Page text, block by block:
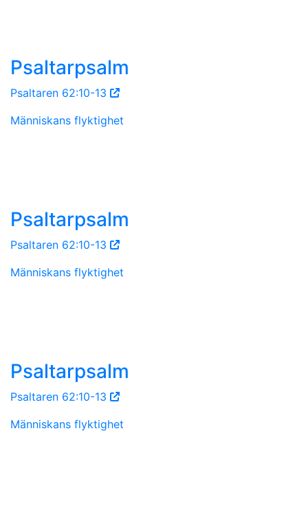
Psaltarpsalm
Psaltaren 62:10-13
Människans flyktighet
Psaltarpsalm
Psaltaren 62:10-13
Människans flyktighet
Psaltarpsalm
Psaltaren 62:10-13
Människans flyktighet